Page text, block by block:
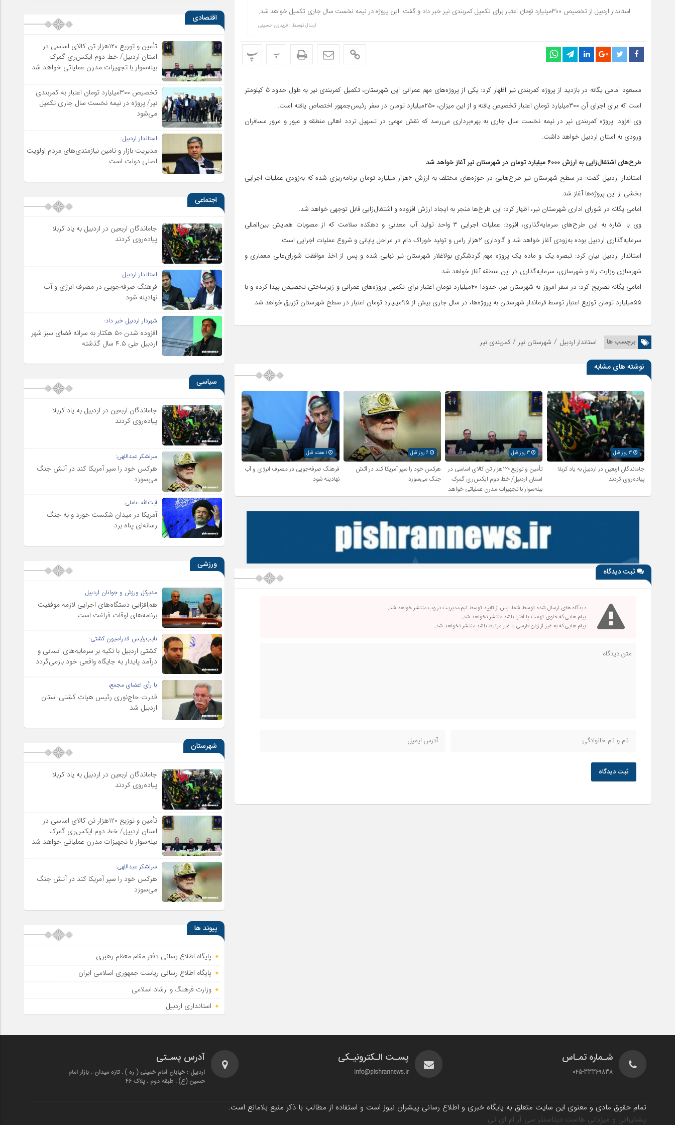
استاندار اردبیل از تخصیص ۳۰۰میلیارد تومان اعتبار برای تکمیل کمربندی نیر خبر داد و گفت: این پروژه در نیمه نخست سال جاری تکمیل خواهد شد.
ارسال توسط : فریدون حسینی
پ پ
مسعود امامی یگانه در بازدید از پروژه کمربندی نیر اظهار کرد: یکی از پروژه‌های مهم عمرانی این شهرستان، تکمیل کمربندی نیر به طول حدود ۵ کیلومتر
است که برای اجرای آن ۳۰۰میلیارد تومان اعتبار تخصیص یافته و از این میزان، ۲۵۰میلیارد تومان در سفر رئیس‌جمهور اختصاص یافته است.
وی افزود: پروژه کمربندی نیر در نیمه نخست سال جاری به بهره‌برداری می‌رسد که نقش مهمی در تسهیل تردد اهالی منطقه و عبور و مرور مسافران
ورودی به استان اردبیل خواهد داشت.
طرح‌های اشتغال‌زایی به ارزش ۶۰۰۰ میلیارد تومان در شهرستان نیر آغاز خواهد شد
استاندار اردبیل گفت: در سطح شهرستان نیر طرح‌هایی در حوزه‌های مختلف به ارزش ۶هزار میلیارد تومان برنامه‌ریزی شده که به‌زودی عملیات اجرایی
بخشی از این پروژه‌ها آغاز شد.
امامی یگانه در شورای اداری شهرستان نیر، اظهار کرد: این طرح‌ها منجر به ایجاد ارزش افزوده و اشتغال‌زایی قابل توجهی خواهد شد.
وی با اشاره به این طرح‌های سرمایه‌گذاری، افزود: عملیات اجرایی ۳ واحد تولید آب معدنی و دهکده سلامت که از مصوبات همایش بین‌المللی
سرمایه‌گذاری اردبیل بوده به‌زودی آغاز خواهد شد و گاوداری ۲هزار راس و تولید خوراک دام در مراحل پایانی و شروع عملیات اجرایی است.
استاندار اردبیل بیان کرد: تبصره یک و ماده یک پروژه مهم گردشگری بولاغلار شهرستان نیر نهایی شده و پس از اخذ موافقت شورای‌عالی معماری و
شهرسازی وزارت راه و شهرسازی، سرمایه‌گذاری در این منطقه آغاز خواهد شد.
امامی یگانه تصریح کرد: در سفر امروز به شهرستان نیر، حدودا ۴۰میلیارد تومان اعتبار برای تکمیل پروژه‌های عمرانی و زیرساختی تخصیص پیدا کرده و با
۵۵میلیارد تومان توزیع اعتبار توسط فرماندار شهرستان به پروژه‌ها، در سال جاری بیش از ۹۵میلیارد تومان اعتبار در سطح شهرستان تزریق خواهد شد.
برچسب ها استاندار اردبیل / شهرستان نیر /کمربندی نیر
نوشته های مشابه
3 روز قبل
جاماندگان اربعین در اردبیل به یاد کربلا
پیاده‌روی کردند
3 روز قبل
تأمین و توزیع ۱۲۰هزار تن کالای اساسی در
استان اردبیل/ خط دوم ایکس‌ری گمرک
بیله‌سوار با تجهیزات مدرن عملیاتی خواهد
شد
6 روز قبل
هرکس خود را سپر آمریکا کند در آتش
جنگ می‌سوزد
1 هفته قبل
فرهنگ صرفه‌جویی در مصرف انرژی و آب
نهادینه شود
ثبت دیدگاه
دیدگاه های ارسال شده توسط شما، پس از تایید توسط تیم مدیریت در وب منتشر خواهد شد.
پیام هایی که حاوی تهمت یا افترا باشد منتشر نخواهد شد.
پیام هایی که به غیر از زبان فارسی یا غیر مرتبط باشد منتشر نخواهد شد.
ثبت دیدگاه
اقتصادی
تأمین و توزیع ۱۲۰هزار تن کالای اساسی در
استان اردبیل/ خط دوم ایکس‌ری گمرک
بیله‌سوار با تجهیزات مدرن عملیاتی خواهد شد
تخصیص ۳۰۰میلیارد تومان اعتبار به کمربندی
نیر/ پروژه در نیمه نخست سال جاری تکمیل
می‌شود
استاندار اردبیل:
مدیریت بازار و تامین نیازمندی‌های مردم اولویت‌
اصلی دولت است
اجتماعی
جاماندگان اربعین در اردبیل به یاد کربلا
پیاده‌روی کردند
استاندار اردبیل:
فرهنگ صرفه‌جویی در مصرف انرژی و آب
نهادینه شود
شهردار اردبیل خبر داد:
افزوده شدن ۵۰ هکتار به سرانه فضای سبز شهر
اردبیل طی ۴.۵ سال گذشته
سیاسی
جاماندگان اربعین در اردبیل به یاد کربلا
پیاده‌روی کردند
سرلشکر عبداللهی:
هرکس خود را سپر آمریکا کند در آتش جنگ
می‌سوزد
آیت‌الله عاملی:
آمریکا در میدان شکست خورد و به جنگ
رسانه‌ای پناه برد
ورزشی
مدیرکل ورزش و جوانان اردبیل:
هم‌افزایی دستگاه‌های اجرایی لازمه موفقیت
برنامه‌های اوقات فراغت است
نایب‌رئیس فدراسیون کشتی:
کشتی اردبیل با تکیه بر سرمایه‌های انسانی و
درآمد پایدار به جایگاه واقعی خود بازمی‌گردد
با رأی اعضای مجمع،
قدرت حاج‌نوری رئیس هیات کشتی استان
اردبیل شد
شهرستان
جاماندگان اربعین در اردبیل به یاد کربلا
پیاده‌روی کردند
تأمین و توزیع ۱۲۰هزار تن کالای اساسی در
استان اردبیل/ خط دوم ایکس‌ری گمرک
بیله‌سوار با تجهیزات مدرن عملیاتی خواهد شد
سرلشکر عبداللهی:
هرکس خود را سپر آمریکا کند در آتش جنگ
می‌سوزد
پیوند ها
پایگاه اطلاع رسانی دفتر مقام معظم رهبری
پایگاه اطلاع‌ رسانی ریاست‌ جمهوری اسلامی ایران
وزارت فرهنگ و ارشاد اسلامی
استانداری اردبیل
شـماره تمـاس
045-33369838
پسـت الـکترونیـکی
info@pishrannews.ir
آدرس پسـتی
اردبیل : خیابان امام خمینی ( ره ) . تازه میدان . بازار امام
حسین (ع) . طبقه دوم . پلاک 46
تمام حقوق مادی و معنوی این سایت متعلق به پایگاه خبری و اطلاع رسانی پیشران نیوز است و استفاده از مطالب با ذکر منبع بلامانع است.
پشتیبانی و میزبانی هاست دیتاسنتر سی آر ام ای تی